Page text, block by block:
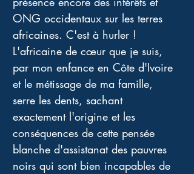
ONG occidentaux sur les terres
africaines. C'est à hurler !
L'africaine de cœur que je suis,
par mon enfance en Côte d'Ivoire
et le métissage de ma famille,
serre les dents, sachant
exactement l'origine et les
conséquences de cette pensée
blanche d'assistanat des pauvres
noirs qui sont bien incapables de